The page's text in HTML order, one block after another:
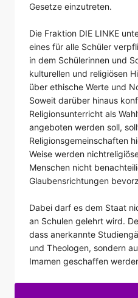
Gesetze einzutreten.
Die Fraktion DIE LINKE
eines für alle Schüler
in dem Schülerinnen und
kulturellen und religiösen
über ethische Werte und
Soweit darüber hinaus
Religionsunterricht als
angeboten werden soll,
Religionsgemeinschaften
Weise werden
Menschen nicht
Glaubensrichtungen
Dabei darf es dem Staat
an Schulen gelehrt wird.
dass anerkannte
und Theologen, sondern
Imamen geschaffen